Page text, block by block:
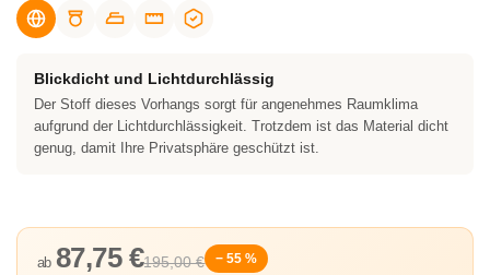
Blickdicht und Lichtdurchlässig
Der Stoff dieses Vorhangs sorgt für angenehmes Raumklima
aufgrund der Lichtdurchlässigkeit. Trotzdem ist das Material dicht
genug, damit Ihre Privatsphäre geschützt ist.
195,00 €
ab 87,75 €
− 55 %